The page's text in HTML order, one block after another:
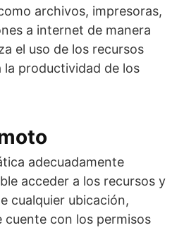
archivos, impresoras,
a internet de manera
el uso de los recursos
la productividad de los
adecuadamente
acceder a los recursos y
cualquier ubicación,
cuente con los permisos